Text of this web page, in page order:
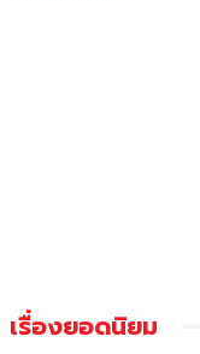
เรื่องยอดนิยม